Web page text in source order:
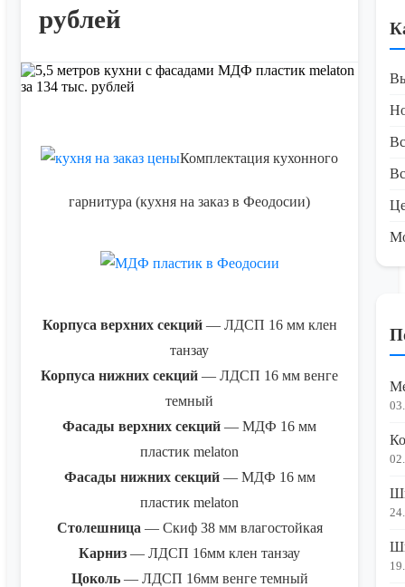
рублей
Комплектация кухонного
гарнитура (кухня на заказ в Феодосии)
Корпуса верхних секций— ЛДСП 16 мм клен
танзау
Корпуса нижних секций — ЛДСП 16 мм венге
темный
Фасады верхних секций — МДФ 16 мм
пластик melaton
Фасады нижних секций— МДФ 16 мм
пластик melaton
Столешница — Скиф 38 мм влагостойкая
Карниз — ЛДСП 16мм клен танзау
Цоколь— ЛДСП 16мм венге темный